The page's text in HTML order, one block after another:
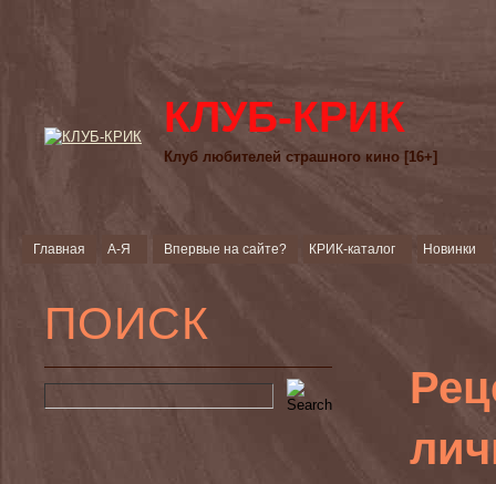
КЛУБ-КРИК
Клуб любителей страшного кино [16+]
Главная А-Я Впервые на сайте? КРИК-каталог Новинки
ПОИСК